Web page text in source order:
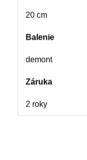
20 cm
Balenie
demont
Záruka
2 roky